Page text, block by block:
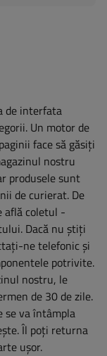
de interfata
Un motor de
face să găsiți
nostru
produsele sunt
de curierat. De
află coletul -
Dacă nu știți
ne telefonic și
potrivite.
nostru, le
de 30 de zile.
se va întâmpla
Îl poți returna
ușor.